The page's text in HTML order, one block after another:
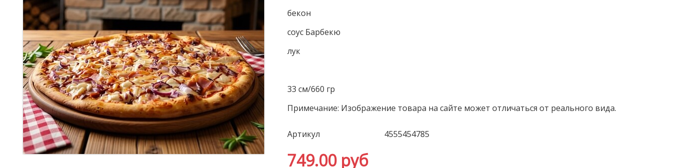
бекон
соус Барбекю
лук
33 см/660 гр
Примечание: Изображение товара на сайте может отличаться от реального вида.
Артикул 4555454785
749.00 руб